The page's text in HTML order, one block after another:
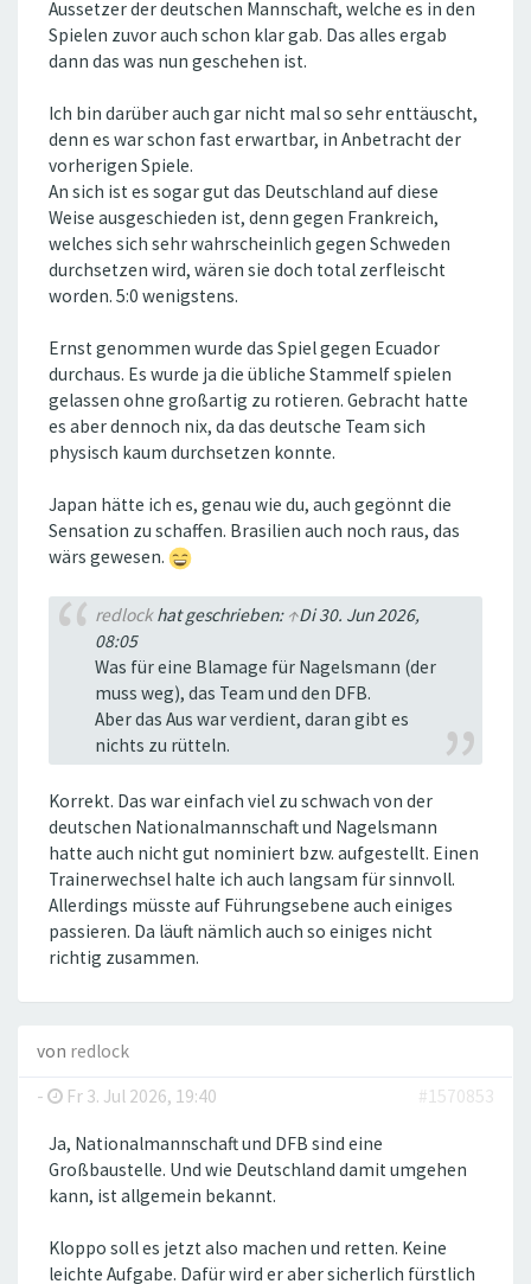
Aussetzer der deutschen Mannschaft, welche es in den
Spielen zuvor auch schon klar gab. Das alles ergab
dann das was nun geschehen ist.
Ich bin darüber auch gar nicht mal so sehr enttäuscht,
denn es war schon fast erwartbar, in Anbetracht der
vorherigen Spiele.
An sich ist es sogar gut das Deutschland auf diese
Weise ausgeschieden ist, denn gegen Frankreich,
welches sich sehr wahrscheinlich gegen Schweden
durchsetzen wird, wären sie doch total zerfleischt
worden. 5:0 wenigstens.
Ernst genommen wurde das Spiel gegen Ecuador
durchaus. Es wurde ja die übliche Stammelf spielen
gelassen ohne großartig zu rotieren. Gebracht hatte
es aber dennoch nix, da das deutsche Team sich
physisch kaum durchsetzen konnte.
Japan hätte ich es, genau wie du, auch gegönnt die
Sensation zu schaffen. Brasilien auch noch raus, das
wärs gewesen.
redlockhat geschrieben: ↑Di 30. Jun 2026,
08:05
Was für eine Blamage für Nagelsmann (der
muss weg), das Team und den DFB.
Aber das Aus war verdient, daran gibt es
nichts zu rütteln.
Korrekt. Das war einfach viel zu schwach von der
deutschen Nationalmannschaft und Nagelsmann
hatte auch nicht gut nominiert bzw. aufgestellt. Einen
Trainerwechsel halte ich auch langsam für sinnvoll.
Allerdings müsste auf Führungsebene auch einiges
passieren. Da läuft nämlich auch so einiges nicht
richtig zusammen.
von redlock
-
Fr 3. Jul 2026, 19:40 #1570853
Ja, Nationalmannschaft und DFB sind eine
Großbaustelle. Und wie Deutschland damit umgehen
kann, ist allgemein bekannt.
Kloppo soll es jetzt also machen und retten. Keine
leichte Aufgabe. Dafür wird er aber sicherlich fürstlich